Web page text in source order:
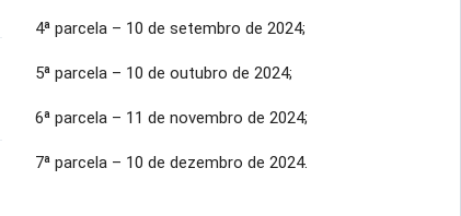
4ª parcela – 10 de setembro de 2024;
5ª parcela – 10 de outubro de 2024;
6ª parcela – 11 de novembro de 2024;
7ª parcela – 10 de dezembro de 2024.